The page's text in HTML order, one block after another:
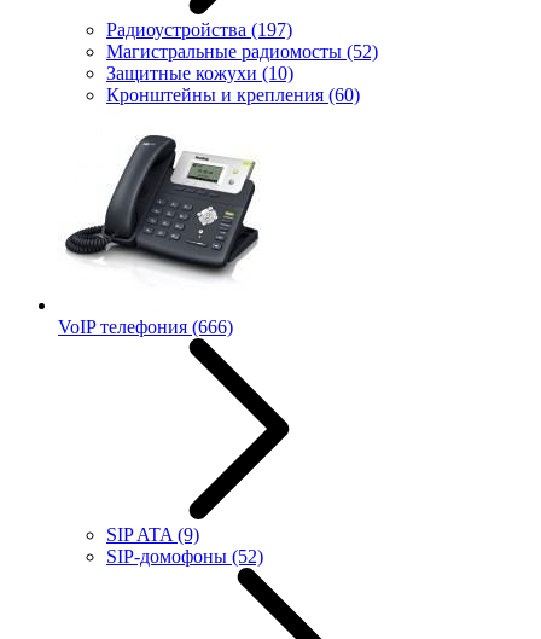
Радиоустройства (197)
Магистральные радиомосты (52)
Защитные кожухи (10)
Кронштейны и крепления (60)
VoIP телефония (666)
SIP ATA (9)
SIP-домофоны (52)